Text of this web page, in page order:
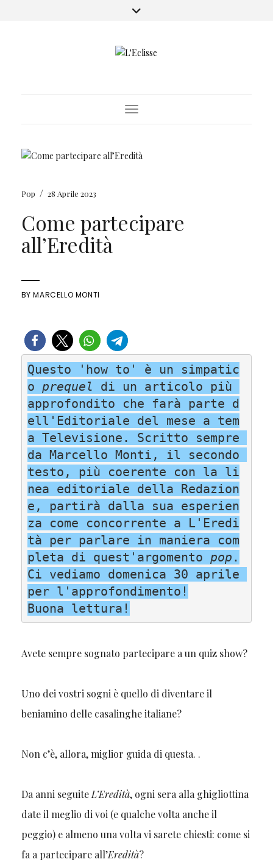
Toggle Navigation
Pop / 28 Aprile 2023
Come partecipare
all’Eredità
BYMARCELLO MONTI
Questo 'how to' è un simpatic
o prequel di un articolo più
approfondito che farà parte d
ell'Editoriale del mese a tem
a Televisione. Scritto sempre
da Marcello Monti, il secondo
testo, più coerente con la li
nea editoriale della Redazion
e, partirà dalla sua esperien
za come concorrente a L'Eredi
tà per parlare in maniera com
pleta di quest'argomento pop .
Ci vediamo domenica 30 aprile
per l'approfondimento!
Buona lettura!
Avete sempre sognato partecipare a un quiz show?
Uno dei vostri sogni è quello di diventare il
beniamino delle casalinghe italiane?
Non c’è, allora, miglior guida di questa. .
Da anni seguiteL’Eredità, ogni sera alla ghigliottina
date il meglio di voi (e qualche volta anche il
peggio) e almeno una volta vi sarete chiesti: come si
fa a partecipare all’Eredità?